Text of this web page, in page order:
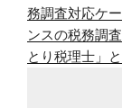
務調査対応ケ
ンスの税務調
とり税理士」